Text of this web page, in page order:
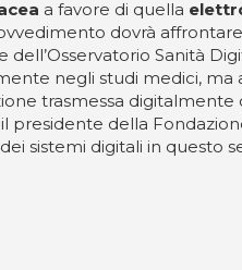
a favore di quella
dovrà
dell’Osservatorio Sanità
negli studi medici,
trasmessa
presidente della
sistemi digitali in questo